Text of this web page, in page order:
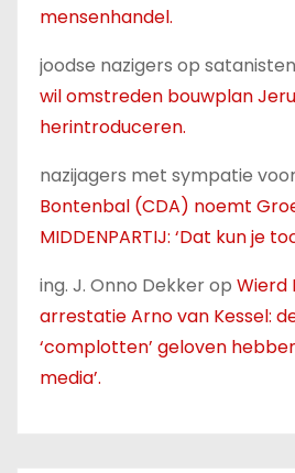
mensenhandel.
joodse nazigers op satanisten
wil omstreden bouwplan
herintroduceren.
nazijagers met sympatie voor
Bontenbal (CDA) noemt
MIDDENPARTIJ: ‘Dat kun je
ing. J. Onno Dekkerop Wierd
arrestatie Arno van Kessel:
‘complotten’ geloven
media’.